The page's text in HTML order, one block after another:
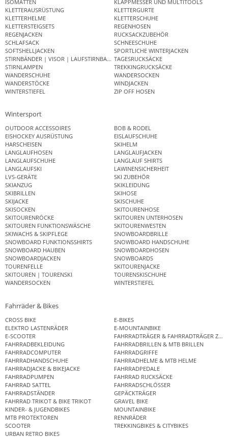
ISOMATTEN
KLAPPMESSER UND MULTITOOLS
KLETTERAUSRÜSTUNG
KLETTERGURTE
KLETTERHELME
KLETTERSCHUHE
KLETTERSTEIGSETS
REGENHOSEN
REGENJACKEN
RUCKSACKZUBEHÖR
SCHLAFSACK
SCHNEESCHUHE
SOFTSHELLJACKEN
SPORTLICHE WINTERJACKEN
STIRNBÄNDER | VISOR | LAUFSTIRNBANDTAGESRUCKSÄCKE
STIRNLAMPEN
TREKKINGRUCKSÄCKE
WANDERSCHUHE
WANDERSOCKEN
WANDERSTÖCKE
WINDJACKEN
WINTERSTIEFEL
ZIP OFF HOSEN
Wintersport
OUTDOOR ACCESSOIRES
BOB & RODEL
EISHOCKEY AUSRÜSTUNG
EISLAUFSCHUHE
HARSCHEISEN
SKIHELM
LANGLAUFHOSEN
LANGLAUFJACKEN
LANGLAUFSCHUHE
LANGLAUF SHIRTS
LANGLAUFSKI
LAWINENSICHERHEIT
LVS-GERÄTE
SKI ZUBEHÖR
SKIANZUG
SKIKLEIDUNG
SKIBRILLEN
SKIHOSE
SKIJACKE
SKISCHUHE
SKISOCKEN
SKITOURENHOSE
SKITOURENRÖCKE
SKITOUREN UNTERHOSEN
SKITOUREN FUNKTIONSWÄSCHE
SKITOURENWESTEN
SKIWACHS & SKIPFLEGE
SNOWBOARDBRILLE
SNOWBOARD FUNKTIONSSHIRTS
SNOWBOARD HANDSCHUHE
SNOWBOARD HAUBEN
SNOWBOARDHOSEN
SNOWBOARDJACKEN
SNOWBOARDS
TOURENFELLE
SKITOURENJACKE
SKITOUREN | TOURENSKI
TOURENSKISCHUHE
WANDERSOCKEN
WINTERSTIEFEL
Fahrräder & Bikes
CROSS BIKE
E-BIKES
ELEKTRO LASTENRÄDER
E-MOUNTAINBIKE
E-SCOOTER
FAHRRADTRÄGER & FAHRRADTRÄGER
FAHRRADBEKLEIDUNG
FAHRRADBRILLEN & MTB BRILLEN
FAHRRADCOMPUTER
FAHRRADGRIFFE
FAHRRADHANDSCHUHE
FAHRRADHELME & MTB HELME
FAHRRADJACKE & BIKEJACKE
FAHRRADPEDALE
FAHRRADPUMPEN
FAHRRAD RUCKSÄCKE
FAHRRAD SATTEL
FAHRRADSCHLÖSSER
FAHRRADSTÄNDER
GEPÄCKTRÄGER
FAHRRAD TRIKOT & BIKE TRIKOT
GRAVEL BIKE
KINDER- & JUGENDBIKES
MOUNTAINBIKE
MTB PROTEKTOREN
RENNRÄDER
SCOOTER
TREKKINGBIKES & CITYBIKES
URBAN RETRO BIKES